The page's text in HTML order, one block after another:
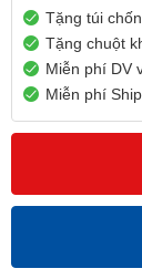
Tặng túi
Tặng chuột
Miễn phí DV
Miễn phí